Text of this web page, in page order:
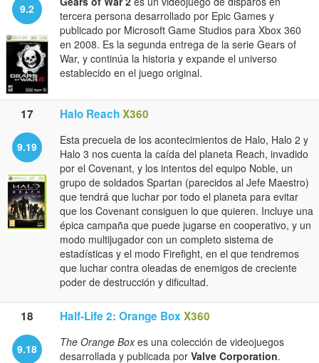
9.2
tercera persona desarrollado por Epic Games y
publicado por Microsoft Game Studios para Xbox 360
en 2008. Es la segunda entrega de la serie Gears of
War, y continúa la historia y expande el universo
establecido en el juego original.
17 Halo ReachX360
9.19
Esta precuela de los acontecimientos de Halo, Halo 2 y
Halo 3 nos cuenta la caída del planeta Reach, invadido
por el Covenant, y los intentos del equipo Noble, un
grupo de soldados Spartan (parecidos al Jefe Maestro)
que tendrá que luchar por todo el planeta para evitar
que los Covenant consiguen lo que quieren. Incluye una
épica campaña que puede jugarse en cooperativo, y un
modo multijugador con un completo sistema de
estadísticas y el modo Firefight, en el que tendremos
que luchar contra oleadas de enemigos de creciente
poder de destrucción y dificultad.
18 Half-Life 2: Orange Box X360
9.18 The Orange Boxes una colección de videojuegos
desarrollada y publicada por Valve Corporation.